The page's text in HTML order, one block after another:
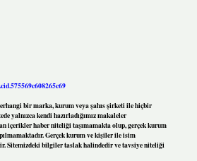
bir marka, kurum veya şahıs şirketi ile hiçbir
yalnızca kendi hazırladığımız makaleler
içerikler haber niteliği taşımamakta olup, gerçek kurum
Gerçek kurum ve kişiler ile isim
Sitemizdeki bilgiler taslak halindedir ve tavsiye niteliği